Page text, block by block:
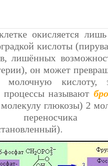
окисляется
кислоты
лишённых
он может
молочную кислоту,
называют
молекулу глюкозы) 2